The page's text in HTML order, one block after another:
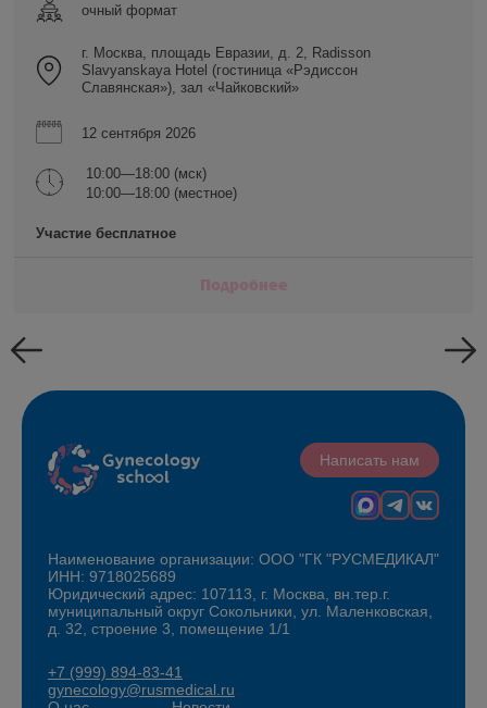
очный формат
г. Москва, площадь Евразии, д. 2, Radisson
Slavyanskaya Hotel (гостиница «Рэдиссон
Славянская»), зал «Чайковский»
12 сентября 2026
10:00—18:00 (мск)
10:00—18:00 (местное)
Участие бесплатное
Подробнее
Написать нам
Наименование организации: ООО "ГК "РУСМЕДИКАЛ"
ИНН: 9718025689
Юридический адрес: 107113, г. Москва, вн.тер.г.
муниципальный округ Сокольники, ул. Маленковская,
д. 32, строение 3, помещение 1/1
+7 (999) 894-83-41
gynecology@rusmedical.ru